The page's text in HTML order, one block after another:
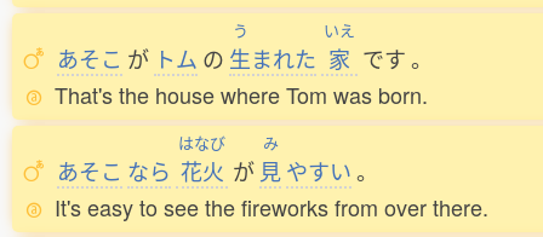
あそこ が トム の
う
生まれた
いえ
家 です。
That's the house where Tom was born.
あそこ なら
はなび
花火 が
み
見やすい。
It's easy to see the fireworks from over there.